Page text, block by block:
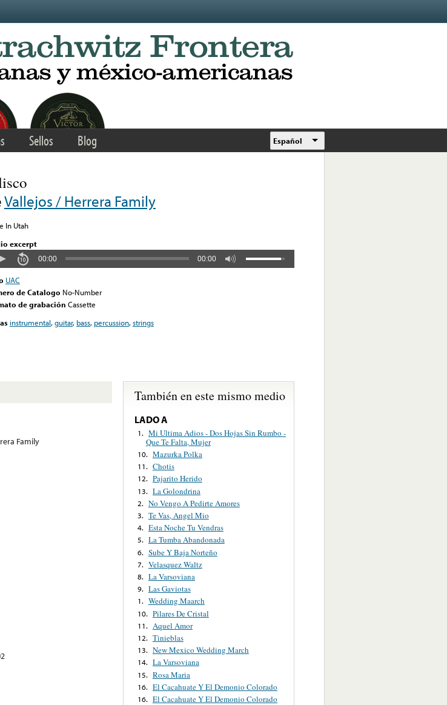
Sellos Blog Español
Vallejos / Herrera Family
In Utah
excerpt
00:00 00:00
UAC
de Catalogo No-Number
de grabación Cassette
instrumental,guitar, bass, percussion,strings
Family
También en este mismo medio
LADO A
1. Mi Ultima Adios - Dos Hojas Sin Rumbo -
Que Te Falta, Mujer
10. Mazurka Polka
11. Chotis
12. Pajarito Herido
13. La Golondrina
2. No Vengo A Pedirte Amores
3. Te Vas, Angel Mio
4. Esta Noche Tu Vendras
5. La Tumba Abandonada
6. Sube Y Baja Norteño
7. Velasquez Waltz
8. La Varsoviana
9. Las Gaviotas
1. Wedding Maarch
10. Pilares De Cristal
11. Aquel Amor
12. Tinieblas
13. New Mexico Wedding March
14. La Varsoviana
15. Rosa Maria
16. El Cacahuate Y El Demonio Colorado
16. El Cacahuate Y El Demonio Colorado